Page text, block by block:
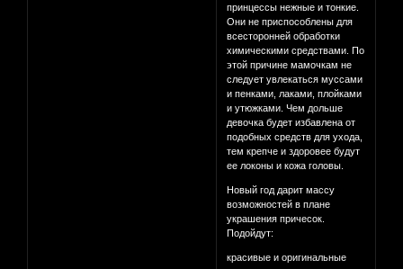
принцессы нежные и тонкие.
Они не приспособлены для
всесторонней обработки
химическими средствами. По
этой причине мамочкам не
следует увлекаться муссами
и пенками, лаками, плойками
и утюжками. Чем дольше
девочка будет избавлена от
подобных средств для ухода,
тем крепче и здоровее будут
ее локоны и кожа головы.
Новый год дарит массу
возможностей в плане
украшения причесок.
Подойдут:
красивые и оригинальные